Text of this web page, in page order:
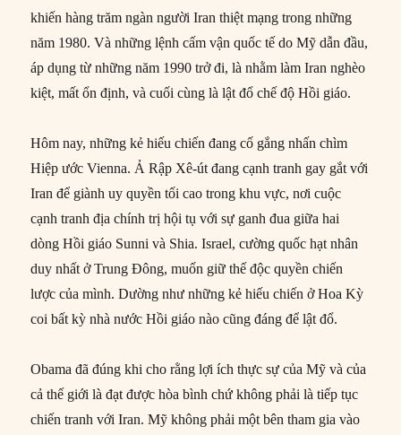
khiến hàng trăm ngàn người Iran thiệt mạng trong những
năm 1980. Và những lệnh cấm vận quốc tế do Mỹ dẫn đầu,
áp dụng từ những năm 1990 trở đi, là nhằm làm Iran nghèo
kiệt, mất ổn định, và cuối cùng là lật đổ chế độ Hồi giáo.
Hôm nay, những kẻ hiếu chiến đang cố gắng nhấn chìm
Hiệp ước Vienna. Ả Rập Xê-út đang cạnh tranh gay gắt với
Iran để giành uy quyền tối cao trong khu vực, nơi cuộc
cạnh tranh địa chính trị hội tụ với sự ganh đua giữa hai
dòng Hồi giáo Sunni và Shia. Israel, cường quốc hạt nhân
duy nhất ở Trung Đông, muốn giữ thế độc quyền chiến
lược của mình. Dường như những kẻ hiếu chiến ở Hoa Kỳ
coi bất kỳ nhà nước Hồi giáo nào cũng đáng để lật đổ.
Obama đã đúng khi cho rằng lợi ích thực sự của Mỹ và của
cả thế giới là đạt được hòa bình chứ không phải là tiếp tục
chiến tranh với Iran. Mỹ không phải một bên tham gia vào